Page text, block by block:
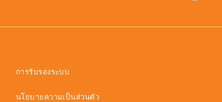
การรับรองระบบ
นโยบายความเป็นส่วนตัว